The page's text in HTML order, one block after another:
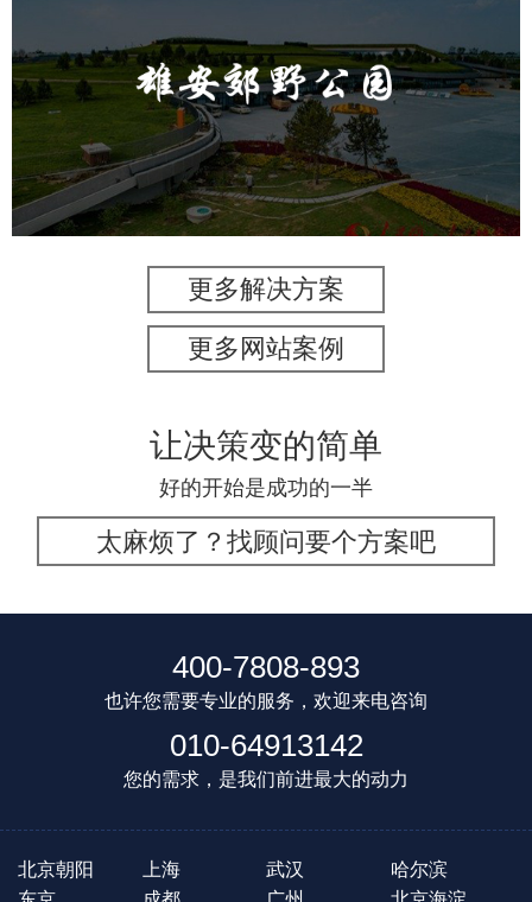
公园 AI人工智能 智慧公园
智能照明系统
智能垃圾桶
更多解决方案
更多网站案例
让决策变的简单
好的开始是成功的一半
太麻烦了？找顾问要个方案吧
400-7808-893
也许您需要专业的服务，欢迎来电咨询
010-64913142
您的需求，是我们前进最大的动力
北京朝阳 上海 武汉
哈尔滨